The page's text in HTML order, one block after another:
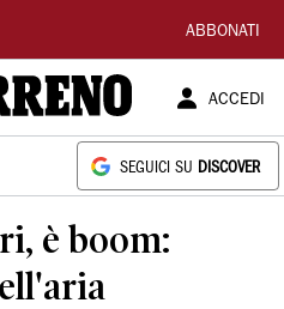
ABBONATI
ACCEDI
SEGUICI SU DISCOVER
è boom: